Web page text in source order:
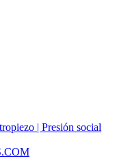
| Presión social